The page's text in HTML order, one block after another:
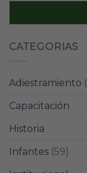
CATEGORIAS
Adiestramiento
Capacitación
Historia
Infantes (59)